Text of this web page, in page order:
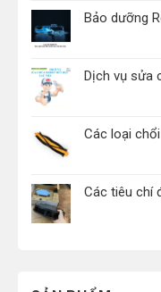
Bảo dưỡng
Dịch vụ sửa
Các loại
Các tiêu chí